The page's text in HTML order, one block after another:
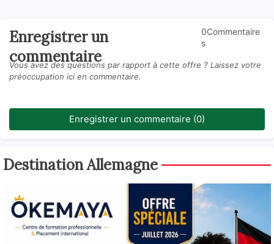
Enregistrer un
commentaire
0Commentaire
s
Vous avez des questions par rapport à cette offre ? Laissez votre
préoccupation ici en commentaire.
Enregistrer un commentaire (0)
Destination Allemagne